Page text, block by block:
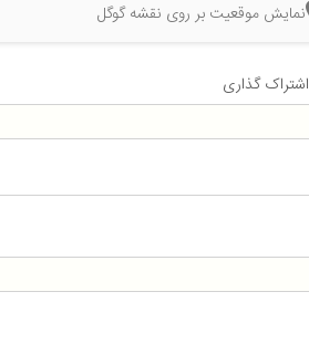
نمایش موقعیت بر روی نقشه گوگل
اشتراک گذاری